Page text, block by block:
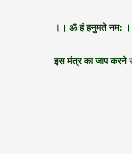
।। ॐ हं हनुमते नम:
इस मंत्र का जाप करने